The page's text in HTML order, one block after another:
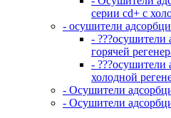
серии cd+ с
- осушители
- ???осушители
горячей
- ???осушители
холодной
- Осушители
- Осушители